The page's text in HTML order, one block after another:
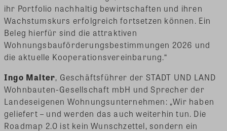
ihr Portfolio nachhaltig bewirtschaften und ihren
Wachstumskurs erfolgreich fortsetzen können. Ein
Beleg hierfür sind die attraktiven
Wohnungsbauförderungsbestimmungen 2026 und
die aktuelle Kooperationsvereinbarung.“
Ingo Malter, Geschäftsführer der STADT UND LAND
Wohnbauten-Gesellschaft mbH und Sprecher der
Landeseigenen Wohnungsunternehmen: „Wir haben
geliefert – und werden das auch weiterhin tun. Die
Roadmap 2.0 ist kein Wunschzettel, sondern ein